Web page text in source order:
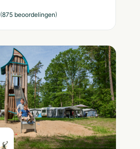
(875 beoordelingen)